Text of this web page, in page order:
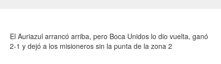
El Auriazul arrancó arriba, pero Boca Unidos lo dio vuelta, ganó
2-1 y dejó a los misioneros sin la punta de la zona 2